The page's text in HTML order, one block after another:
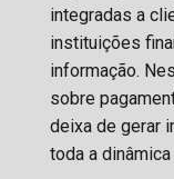
integradas a
instituições
informação.
sobre
deixa de gerar
toda a